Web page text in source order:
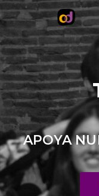
APOYA